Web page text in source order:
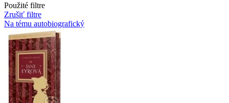
Použité filtre
Zrušiť filtre
Na tému autobiografický